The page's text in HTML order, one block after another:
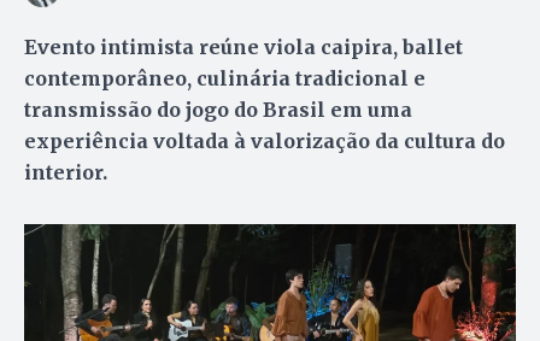
Evento intimista reúne viola caipira, ballet
contemporâneo, culinária tradicional e
transmissão do jogo do Brasil em uma
experiência voltada à valorização da cultura do
interior.